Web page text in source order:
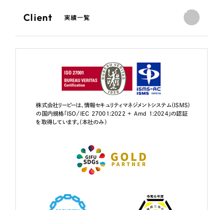
Client 実績一覧
株式会社リーピーは、情報セキュリティマネジメントシステム（ISMS）
の国内規格「ISO/IEC 27001:2022 + Amd 1:2024」の認証
を取得しています。（本社のみ）